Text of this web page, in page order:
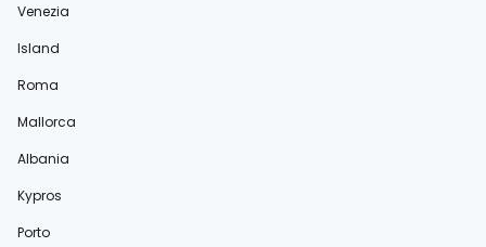
Venezia
Island
Roma
Mallorca
Albania
Kypros
Porto